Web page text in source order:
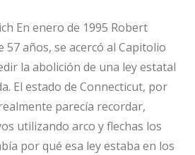
En enero de 1995 Robert
años, se acercó al Capitolio
la abolición de una ley estatal
El estado de Connecticut, por
parecía recordar,
utilizando arco y flechas los
por qué esa ley estaba en los